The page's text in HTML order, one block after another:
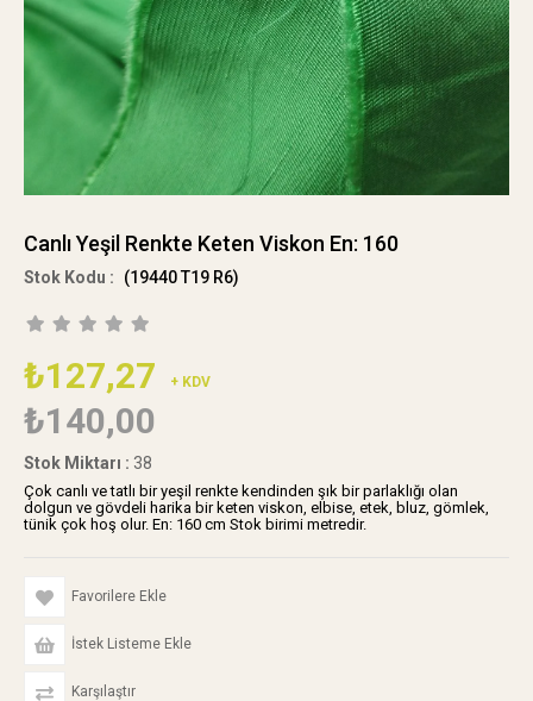
Canlı Yeşil Renkte Keten Viskon En: 160
(19440 T19 R6)
₺127,27 + KDV
₺140,00
Stok Miktarı : 38
Çok canlı ve tatlı bir yeşil renkte kendinden şık bir parlaklığı olan
dolgun ve gövdeli harika bir keten viskon, elbise, etek, bluz, gömlek,
tünik çok hoş olur. En: 160 cm Stok birimi metredir.
Favorilere Ekle
İstek Listeme Ekle
Karşılaştır